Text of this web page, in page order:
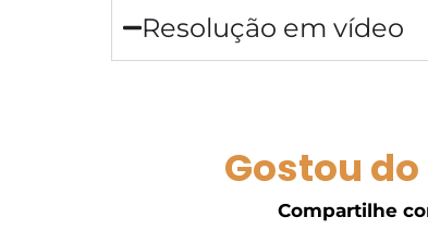
Resolução em vídeo
Gostou
Compartilhe